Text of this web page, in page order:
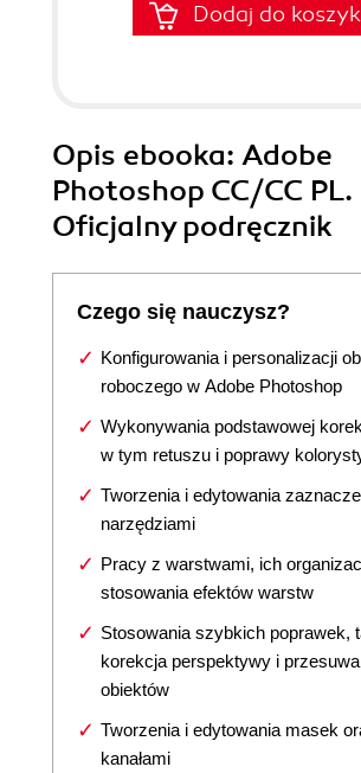
Dodaj do
Opis ebooka: Adobe
Photoshop CC/CC PL.
Oficjalny podręcznik
Czego się nauczysz?
Konfigurowania i personalizacji
roboczego w Adobe Photoshop
Wykonywania podstawowej
w tym retuszu i poprawy
Tworzenia i edytowania
narzędziami
Pracy z warstwami, ich
stosowania efektów warstw
Stosowania szybkich poprawek,
korekcja perspektywy i
obiektów
Tworzenia i edytowania masek
kanałami